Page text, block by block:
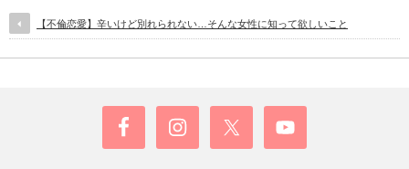
【不倫恋愛】辛いけど別れられない…そんな女性に知って欲しいこと